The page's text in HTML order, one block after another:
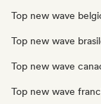
Top new wave
Top new wave
Top new wave
Top new wave